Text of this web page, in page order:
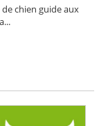
guide aux